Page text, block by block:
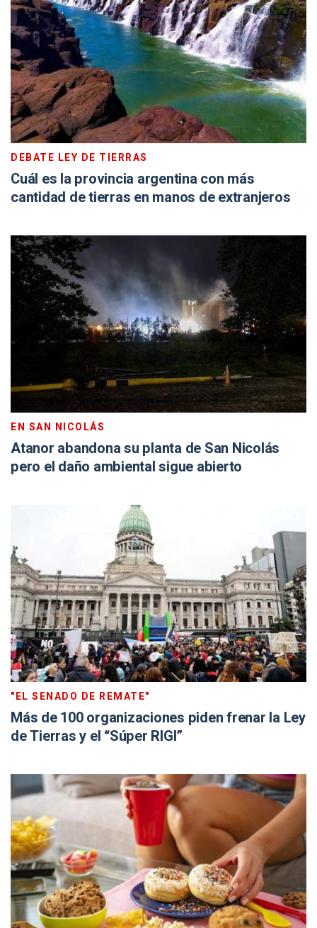
DEBATE LEY DE TIERRAS
Cuál es la provincia argentina con más
cantidad de tierras en manos de extranjeros
EN SAN NICOLÁS
Atanor abandona su planta de San Nicolás
pero el daño ambiental sigue abierto
"EL SENADO DE REMATE"
Más de 100 organizaciones piden frenar la Ley
de Tierras y el “Súper RIGI”